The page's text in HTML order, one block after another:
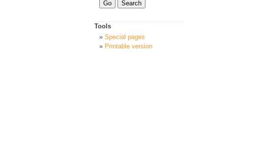
Tools
Special pages
Printable version